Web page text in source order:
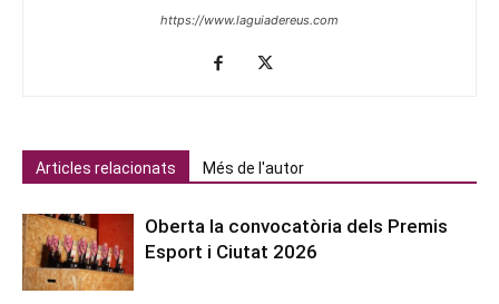
https://www.laguiadereus.com
Articles relacionats Més de l'autor
Oberta la convocatòria dels Premis
Esport i Ciutat 2026